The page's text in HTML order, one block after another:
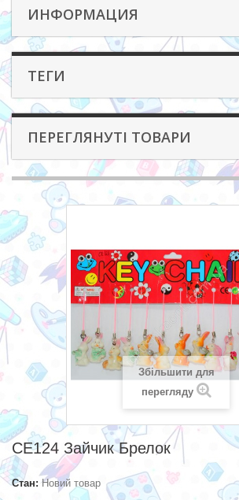
ИНФОРМАЦИЯ
ТЕГИ
ПЕРЕГЛЯНУТІ ТОВАРИ
Збільшити для
перегляду
CE124 Зайчик Брелок
Стан: Новий товар